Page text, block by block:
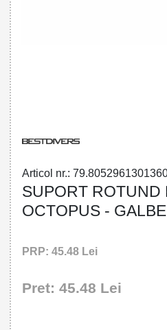
Articol nr.:
SUPORT ROTUND
OCTOPUS -
PRP: 45.48 Lei
Pret: 45.48 Lei